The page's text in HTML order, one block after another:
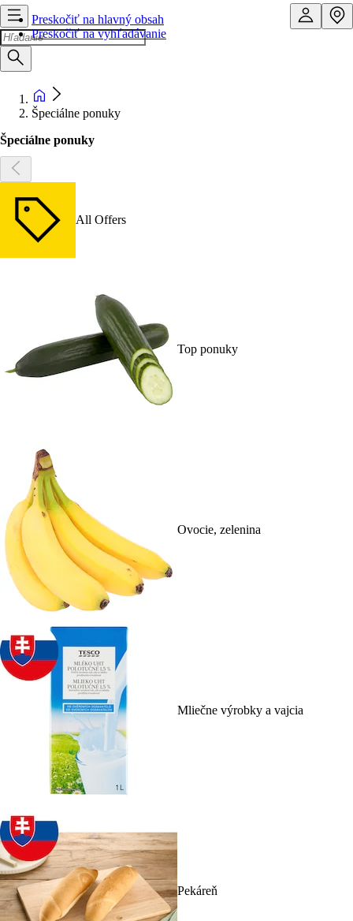
Preskočiť na hlavný obsah
Preskočiť na vyhľadávanie
Špeciálne ponuky
Špeciálne ponuky
All Offers
Top ponuky
Ovocie, zelenina
Mliečne výrobky a vajcia
Pekáreň